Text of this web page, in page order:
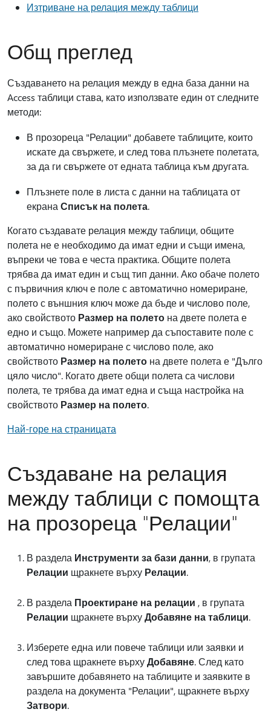
Изтриване на релация между таблици
Общ преглед
Създаването на релация между в една база данни на
Access таблици става, като използвате един от следните
методи:
В прозореца "Релации" добавете таблиците, които
искате да свържете, и след това плъзнете полетата,
за да ги свържете от едната таблица към другата.
Плъзнете поле в листа с данни на таблицата от
екрана Списък на полета.
Когато създавате релация между таблици, общите
полета не е необходимо да имат едни и същи имена,
въпреки че това е честа практика. Общите полета
трябва да имат един и същ тип данни. Ако обаче полето
с първичния ключ е поле с автоматично номериране,
полето с външния ключ може да бъде и числово поле,
ако свойството Размер на полето на двете полета е
едно и също. Можете например да съпоставите поле с
автоматично номериране с числово поле, ако
свойството Размер на полето на двете полета е "Дълго
цяло число". Когато двете общи полета са числови
полета, те трябва да имат една и съща настройка на
свойството Размер на полето.
Най-горе на страницата
Създаване на релация
между таблици с помощта
на прозореца "Релации"
В раздела Инструменти за бази данни, в групата
Релации щракнете върху Релации.
В раздела Проектиране на релации , в групата
Релации щракнете върхуДобавяне на таблици.
Изберете една или повече таблици или заявки и
след това щракнете върхуДобавяне. След като
завършите добавянето на таблиците и заявките в
раздела на документа "Релации", щракнете върху
Затвори.